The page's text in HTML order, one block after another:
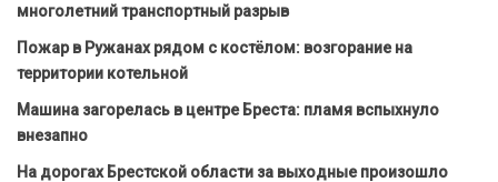
многолетний транспортный разрыв
Пожар в Ружанах рядом с костёлом: возгорание на
территории котельной
Машина загорелась в центре Бреста: пламя вспыхнуло
внезапно
На дорогах Брестской области за выходные произошло